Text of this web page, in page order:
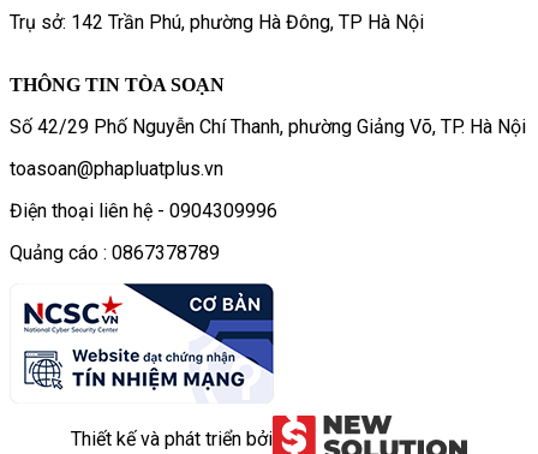
Trụ sở: 142 Trần Phú, phường Hà Đông, TP Hà Nội
THÔNG TIN TÒA SOẠN
Số 42/29 Phố Nguyễn Chí Thanh, phường Giảng Võ, TP. Hà Nội
toasoan@phapluatplus.vn
Điện thoại liên hệ - 0904309996
Quảng cáo : 0867378789
Thiết kế và phát triển bởi